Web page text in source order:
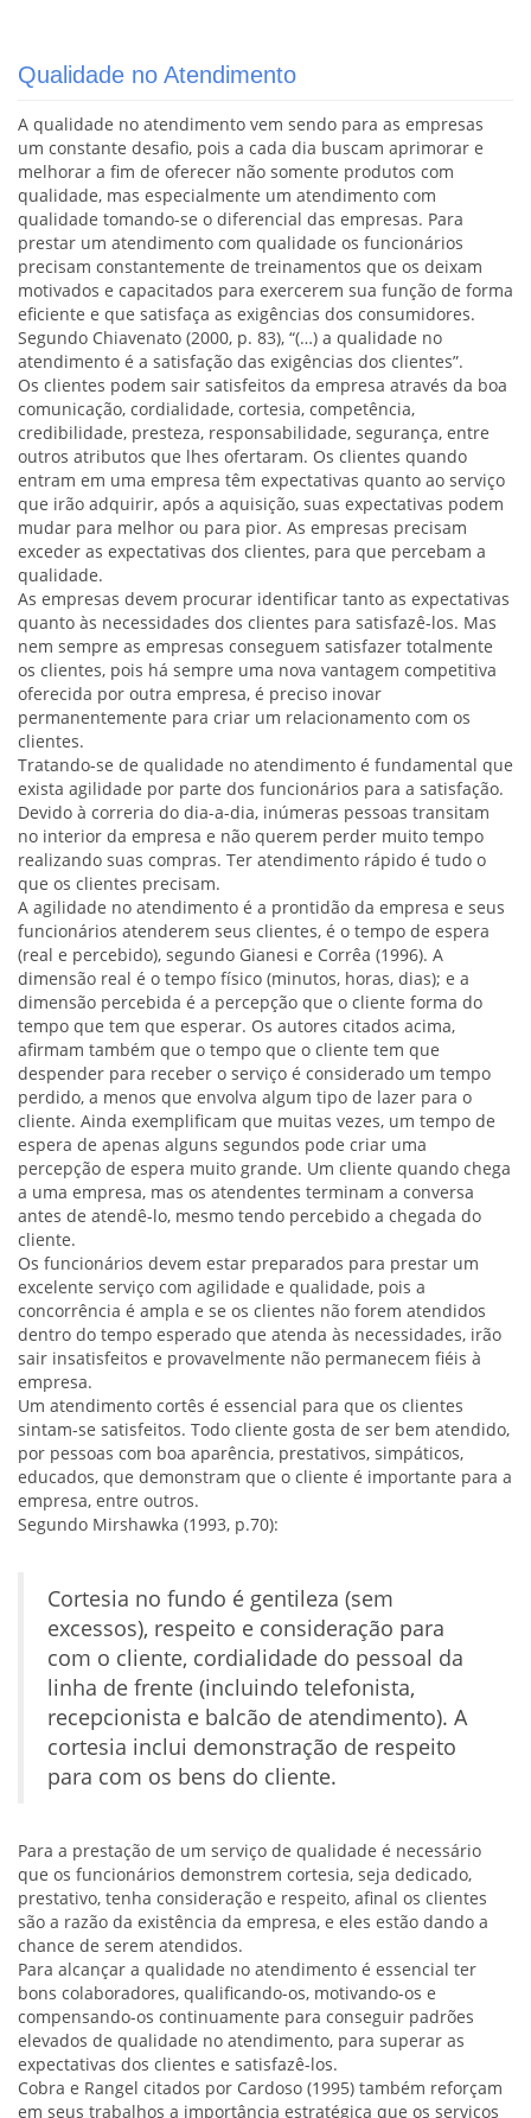
Qualidade no Atendimento
A qualidade no atendimento vem sendo para as empresas
um constante desafio, pois a cada dia buscam aprimorar e
melhorar a fim de oferecer não somente produtos com
qualidade, mas especialmente um atendimento com
qualidade tomando-se o diferencial das empresas. Para
prestar um atendimento com qualidade os funcionários
precisam constantemente de treinamentos que os deixam
motivados e capacitados para exercerem sua função de forma
eficiente e que satisfaça as exigências dos consumidores.
Segundo Chiavenato (2000, p. 83), “(…) a qualidade no
atendimento é a satisfação das exigências dos clientes”.
Os clientes podem sair satisfeitos da empresa através da boa
comunicação, cordialidade, cortesia, competência,
credibilidade, presteza, responsabilidade, segurança, entre
outros atributos que lhes ofertaram. Os clientes quando
entram em uma empresa têm expectativas quanto ao serviço
que irão adquirir, após a aquisição, suas expectativas podem
mudar para melhor ou para pior. As empresas precisam
exceder as expectativas dos clientes, para que percebam a
qualidade.
As empresas devem procurar identificar tanto as expectativas
quanto às necessidades dos clientes para satisfazê-los. Mas
nem sempre as empresas conseguem satisfazer totalmente
os clientes, pois há sempre uma nova vantagem competitiva
oferecida por outra empresa, é preciso inovar
permanentemente para criar um relacionamento com os
clientes.
Tratando-se de qualidade no atendimento é fundamental que
exista agilidade por parte dos funcionários para a satisfação.
Devido à correria do dia-a-dia, inúmeras pessoas transitam
no interior da empresa e não querem perder muito tempo
realizando suas compras. Ter atendimento rápido é tudo o
que os clientes precisam.
A agilidade no atendimento é a prontidão da empresa e seus
funcionários atenderem seus clientes, é o tempo de espera
(real e percebido), segundo Gianesi e Corrêa (1996). A
dimensão real é o tempo físico (minutos, horas, dias); e a
dimensão percebida é a percepção que o cliente forma do
tempo que tem que esperar. Os autores citados acima,
afirmam também que o tempo que o cliente tem que
despender para receber o serviço é considerado um tempo
perdido, a menos que envolva algum tipo de lazer para o
cliente. Ainda exemplificam que muitas vezes, um tempo de
espera de apenas alguns segundos pode criar uma
percepção de espera muito grande. Um cliente quando chega
a uma empresa, mas os atendentes terminam a conversa
antes de atendê-lo, mesmo tendo percebido a chegada do
cliente.
Os funcionários devem estar preparados para prestar um
excelente serviço com agilidade e qualidade, pois a
concorrência é ampla e se os clientes não forem atendidos
dentro do tempo esperado que atenda às necessidades, irão
sair insatisfeitos e provavelmente não permanecem fiéis à
empresa.
Um atendimento cortês é essencial para que os clientes
sintam-se satisfeitos. Todo cliente gosta de ser bem atendido,
por pessoas com boa aparência, prestativos, simpáticos,
educados, que demonstram que o cliente é importante para a
empresa, entre outros.
Segundo Mirshawka (1993, p.70):
Cortesia no fundo é gentileza (sem
excessos), respeito e consideração para
com o cliente, cordialidade do pessoal da
linha de frente (incluindo telefonista,
recepcionista e balcão de atendimento). A
cortesia inclui demonstração de respeito
para com os bens do cliente.
Para a prestação de um serviço de qualidade é necessário
que os funcionários demonstrem cortesia, seja dedicado,
prestativo, tenha consideração e respeito, afinal os clientes
são a razão da existência da empresa, e eles estão dando a
chance de serem atendidos.
Para alcançar a qualidade no atendimento é essencial ter
bons colaboradores, qualificando-os, motivando-os e
compensando-os continuamente para conseguir padrões
elevados de qualidade no atendimento, para superar as
expectativas dos clientes e satisfazê-los.
Cobra e Rangel citados por Cardoso (1995) também reforçam
em seus trabalhos a importância estratégica que os serviços